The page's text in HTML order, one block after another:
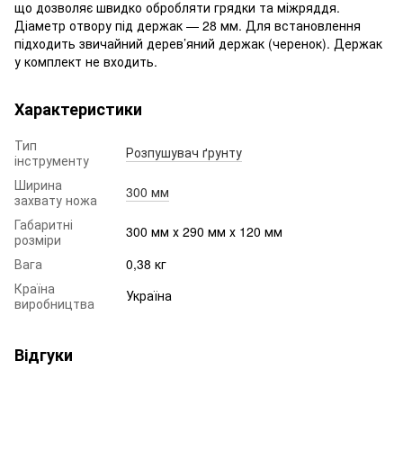
що дозволяє швидко обробляти грядки та міжряддя.
Діаметр отвору під держак — 28 мм. Для встановлення
підходить звичайний дерев’яний держак (черенок). Держак
у комплект не входить.
Характеристики
Тип
інструменту
Розпушувач ґрунту
Ширина
захвату ножа
300 мм
Габаритні
розміри
300 мм х 290 мм х 120 мм
Вага
0,38 кг
Країна
виробництва
Україна
Відгуки